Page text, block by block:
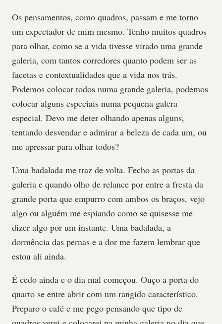
Os pensamentos, como quadros, passam e me torno
um expectador de mim mesmo. Tenho muitos quadros
para olhar, como se a vida tivesse virado uma grande
galeria, com tantos corredores quanto podem ser as
facetas e contextualidades que a vida nos trás.
Podemos colocar todos numa grande galeria, podemos
colocar alguns especiais numa pequena galera
especial. Devo me deter olhando apenas alguns,
tentando desvendar e admirar a beleza de cada um, ou
me apressar para olhar todos?
Uma badalada me traz de volta. Fecho as portas da
galeria e quando olho de relance por entre a fresta da
grande porta que empurro com ambos os braços, vejo
algo ou alguém me espiando como se quisesse me
dizer algo por um instante. Uma badalada, a
dormência das pernas e a dor me fazem lembrar que
estou ali ainda.
É cedo ainda e o dia mal começou. Ouço a porta do
quarto se entre abrir com um rangido característico.
Preparo o café e me pego pensando que tipo de